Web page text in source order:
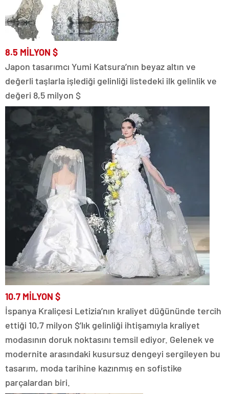
8.5 MİLYON $
Japon tasarımcı Yumi Katsura’nın beyaz altın ve
değerli taşlarla işlediği gelinliği listedeki ilk gelinlik ve
değeri 8,5 milyon $
10.7 MİLYON $
İspanya Kraliçesi Letizia’nın kraliyet düğününde tercih
ettiği 10,7 milyon $’lık gelinliği ihtişamıyla kraliyet
modasının doruk noktasını temsil ediyor. Gelenek ve
modernite arasındaki kusursuz dengeyi sergileyen bu
tasarım, moda tarihine kazınmış en sofistike
parçalardan biri.